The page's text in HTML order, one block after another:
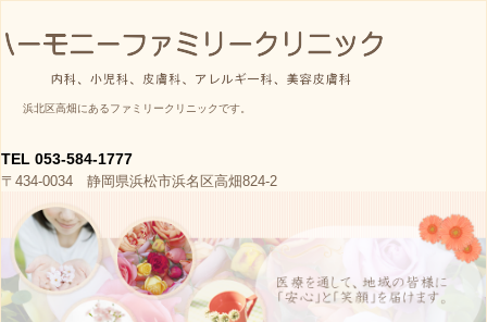
ハーモニーファミリークリニ
ック
浜北区高畑にあるファミリークリニックです。
TEL 053-584-1777
〒434-0034 静岡県浜松市浜名区高畑824-2